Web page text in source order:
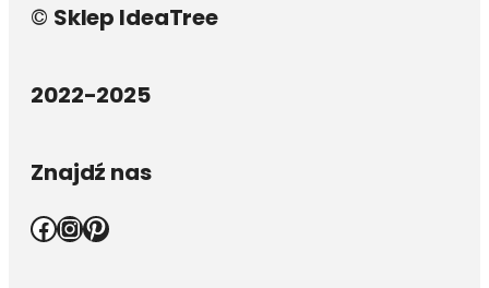
© Sklep IdeaTree
2022-2025
Znajdź nas
Facebook InstagramPinterest